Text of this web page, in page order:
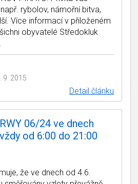
rybolov, námořní bitva,
Více informací v přiloženém
obyvatelé Středokluk
9. 2015
Detail článku
06/24 ve dnech
od 6:00 do 21:00
že ve dnech od 4.6.